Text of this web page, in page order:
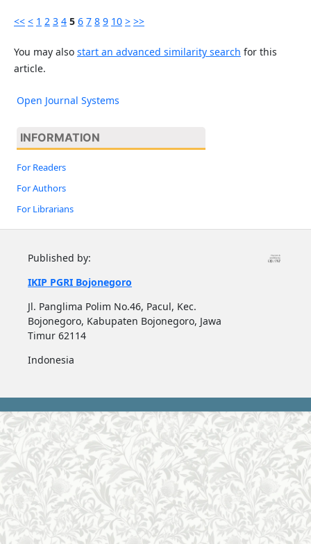
<< < 1 2 3 4 5 6 7 8 9 10 > >>
You may also start an advanced similarity search for this
article.
Open Journal Systems
INFORMATION
For Readers
For Authors
For Librarians
Published by:
IKIP PGRI Bojonegoro
Jl. Panglima Polim No.46, Pacul, Kec.
Bojonegoro, Kabupaten Bojonegoro, Jawa
Timur 62114
Indonesia